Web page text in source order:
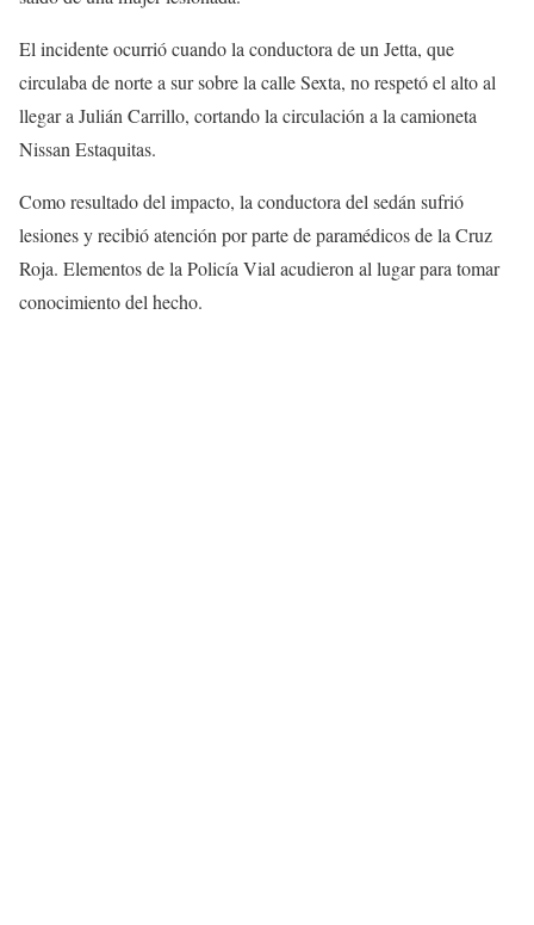
El incidente ocurrió cuando la conductora de un Jetta, que
circulaba de norte a sur sobre la calle Sexta, no respetó el alto al
llegar a Julián Carrillo, cortando la circulación a la camioneta
Nissan Estaquitas.
Como resultado del impacto, la conductora del sedán sufrió
lesiones y recibió atención por parte de paramédicos de la Cruz
Roja. Elementos de la Policía Vial acudieron al lugar para tomar
conocimiento del hecho.